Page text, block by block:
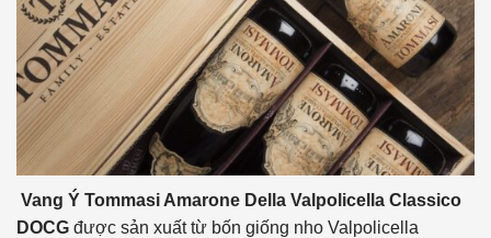
Vang Ý Tommasi Amarone Della Valpolicella Classico
DOCG được sản xuất từ ​​bốn giống nho Valpolicella